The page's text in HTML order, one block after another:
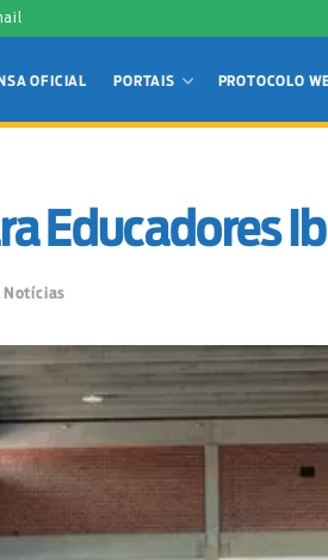
OFICIAL PORTAIS PROTOCOLO
Educadores
Notícias